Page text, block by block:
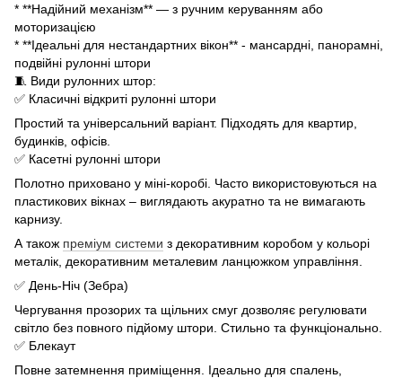
* **Надійний механізм** — з ручним керуванням або
моторизацією
* **Ідеальні для нестандартних вікон** - мансардні, панорамні,
подвійні рулонні штори
🧵 Види рулонних штор:
✅ Класичні відкриті рулонні штори
Простий та універсальний варіант. Підходять для квартир,
будинків, офісів.
✅ Касетні рулонні штори
Полотно приховано у міні-коробі. Часто використовуються на
пластикових вікнах – виглядають акуратно та не вимагають
карнизу.
А також преміум системи з декоративним коробом у кольорі
металік, декоративним металевим ланцюжком управління.
✅ День-Ніч (Зебра)
Чергування прозорих та щільних смуг дозволяє регулювати
світло без повного підйому штори. Стильно та функціонально.
✅ Блекаут
Повне затемнення приміщення. Ідеально для спалень,